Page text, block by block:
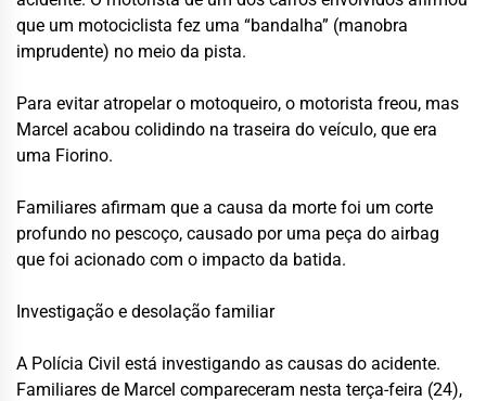
que um motociclista fez uma “bandalha” (manobra
imprudente) no meio da pista.
Para evitar atropelar o motoqueiro, o motorista freou, mas
Marcel acabou colidindo na traseira do veículo, que era
uma Fiorino.
Familiares afirmam que a causa da morte foi um corte
profundo no pescoço, causado por uma peça do airbag
que foi acionado com o impacto da batida.
Investigação e desolação familiar
A Polícia Civil está investigando as causas do acidente.
Familiares de Marcel compareceram nesta terça-feira (24),